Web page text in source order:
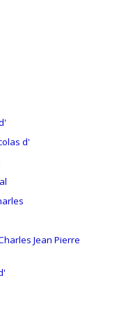
d'
Jean Pierre